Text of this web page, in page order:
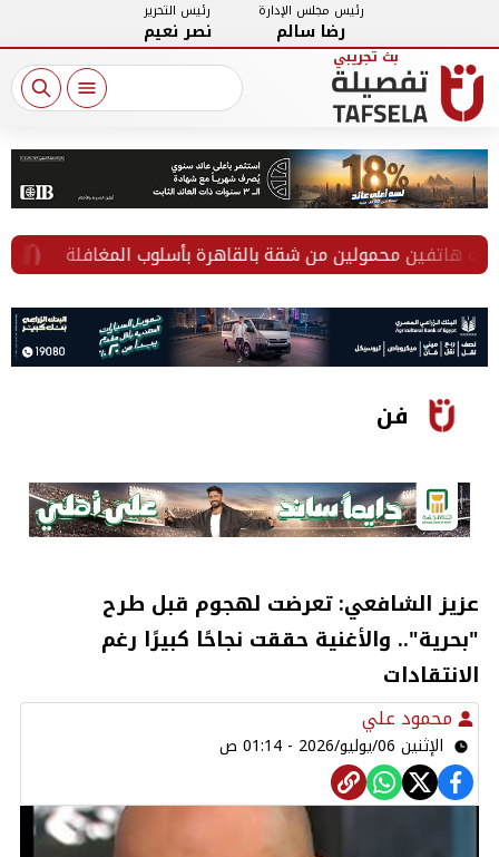
رئيس مجلس الإدارة
رضا سالم
رئيس التحرير
نصر نعيم
محمولين من شقة بالقاهرة بأسلوب المغافلة
فن
عزيز الشافعي: تعرضت لهجوم قبل طرح
"بحرية".. والأغنية حققت نجاحًا كبيرًا رغم
الانتقادات
محمود علي
الإثنين 06/يوليو/2026 - 01:14 ص